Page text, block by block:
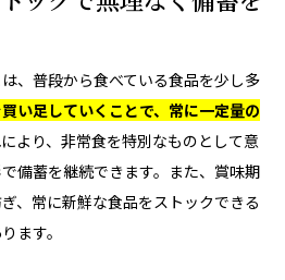
、普段から食べている食品を少し多
い足していくことで、常に一定量の
より、非常食を特別なものとして意
備蓄を継続できます。また、賞味期
、常に新鮮な食品をストックできる
ます。